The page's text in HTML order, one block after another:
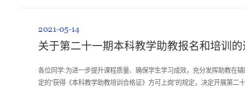
2021-05-14
关于第二十一期本科教学助教报名和培训的
各位同学:为进一步提升课程质量、确保学生学习成效，充分发挥助教在
定的“获得《本科教学助教培训合格证》方可上岗”的规定，决定开展第